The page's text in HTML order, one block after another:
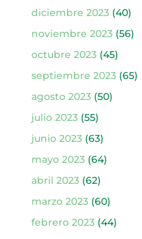
diciembre 2023(40)
noviembre 2023(56)
octubre 2023(45)
septiembre 2023(65)
agosto 2023(50)
julio 2023(55)
junio 2023(63)
mayo 2023(64)
abril 2023(62)
marzo 2023(60)
febrero 2023(44)